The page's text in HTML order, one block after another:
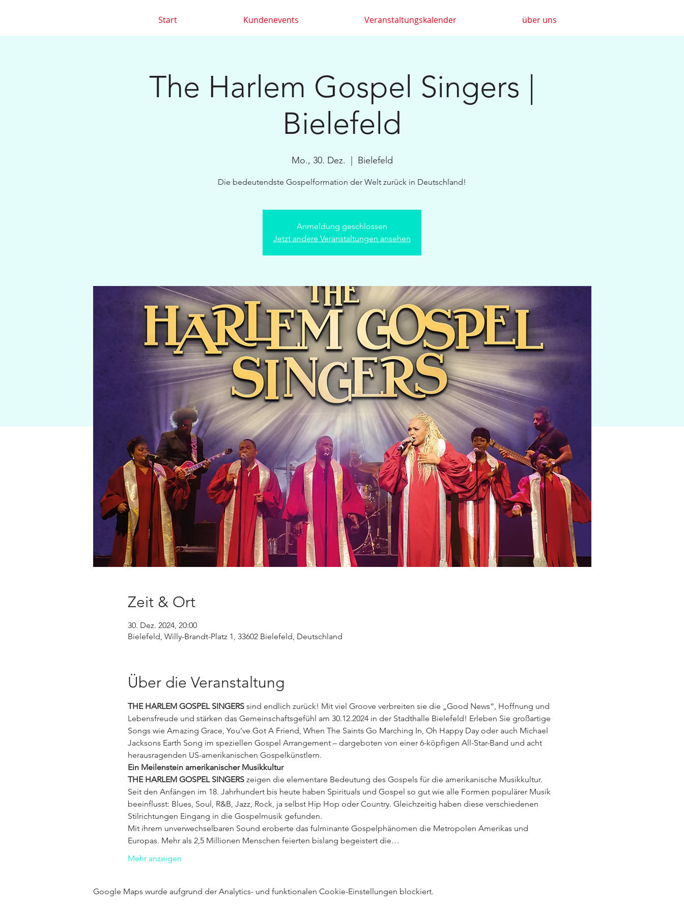
Start Kundenevents Veranstaltungskalender über uns
The Harlem Gospel Singers |
Bielefeld
Mo., 30. Dez. Bielefeld
Die bedeutendste Gospelformation der Welt zurück in Deutschland!
Anmeldung geschlossen
Jetzt andere Veranstaltungen ansehen
Zeit & Ort
30. Dez. 2024, 20:00
Bielefeld, Willy-Brandt-Platz 1, 33602 Bielefeld, Deutschland
Über die Veranstaltung
THE HARLEM GOSPEL SINGERS sind endlich zurück! Mit viel Groove verbreiten sie die „Good News“, Hoffnung und
Lebensfreude und stärken das Gemeinschaftsgefühl am 30.12.2024 in der Stadthalle Bielefeld! Erleben Sie großartige
Songs wie Amazing Grace, You’ve Got A Friend, When The Saints Go Marching In, Oh Happy Day oder auch Michael
Jacksons Earth Song im speziellen Gospel Arrangement – dargeboten von einer 6-köpfigen All-Star-Band und acht
herausragenden US-amerikanischen Gospelkünstlern.
Ein Meilenstein amerikanischer Musikkultur
THE HARLEM GOSPEL SINGERS zeigen die elementare Bedeutung des Gospels für die amerikanische Musikkultur.
Seit den Anfängen im 18. Jahrhundert bis heute haben Spirituals und Gospel so gut wie alle Formen populärer Musik
beeinflusst: Blues, Soul, R&B, Jazz, Rock, ja selbst Hip Hop oder Country. Gleichzeitig haben diese verschiedenen
Stilrichtungen Eingang in die Gospelmusik gefunden.
Mit ihrem unverwechselbaren Sound eroberte das fulminante Gospelphänomen die Metropolen Amerikas und
Europas. Mehr als 2,5 Millionen Menschen feierten bislang begeistert die…
Mehr anzeigen
Google Maps wurde aufgrund der Analytics- und funktionalen Cookie-Einstellungen blockiert.